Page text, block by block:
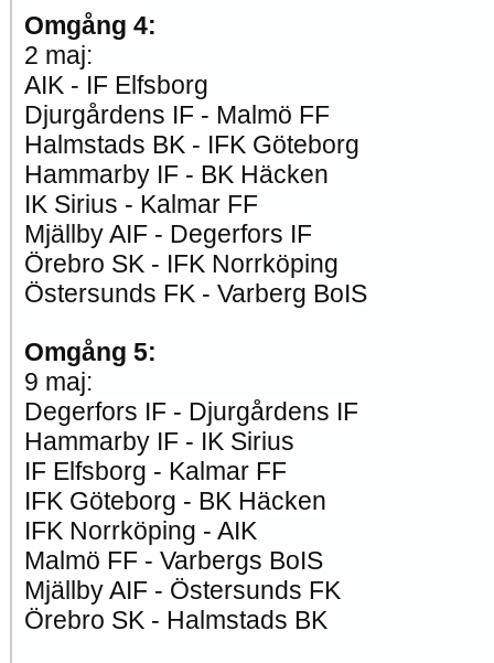
Omgång 4:
2 maj:
AIK - IF Elfsborg
Djurgårdens IF - Malmö FF
Halmstads BK - IFK Göteborg
Hammarby IF - BK Häcken
IK Sirius - Kalmar FF
Mjällby AIF - Degerfors IF
Örebro SK - IFK Norrköping
Östersunds FK - Varberg BoIS
Omgång 5:
9 maj:
Degerfors IF - Djurgårdens IF
Hammarby IF - IK Sirius
IF Elfsborg - Kalmar FF
IFK Göteborg - BK Häcken
IFK Norrköping - AIK
Malmö FF - Varbergs BoIS
Mjällby AIF - Östersunds FK
Örebro SK - Halmstads BK